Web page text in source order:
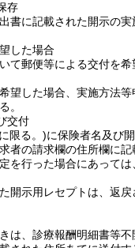
存
書に記載された開示の
した場合
て郵便等による交付を
望した場合、実施方法
。
交付
限る。)に保険者名及び
者の請求欄の住所欄に
を行った場合にあって
開示用レセプトは、返
は、診療報酬明細書等